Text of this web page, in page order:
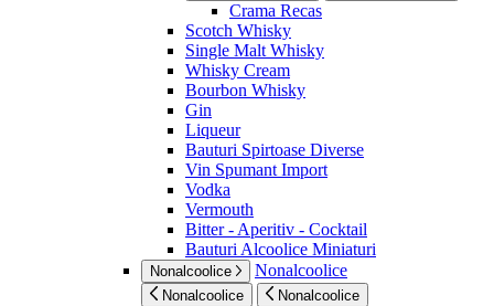
Crama Recas
Scotch Whisky
Single Malt Whisky
Whisky Cream
Bourbon Whisky
Gin
Liqueur
Bauturi Spirtoase Diverse
Vin Spumant Import
Vodka
Vermouth
Bitter - Aperitiv - Cocktail
Bauturi Alcoolice Miniaturi
Nonalcoolice Nonalcoolice
Nonalcoolice Nonalcoolice